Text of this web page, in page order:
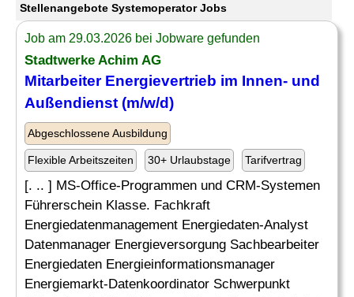
Stellenangebote Systemoperator Jobs
Job am 29.03.2026 bei Jobware gefunden
Stadtwerke Achim AG
Mitarbeiter Energievertrieb im Innen- und
Außendienst (m/w/d)
Abgeschlossene Ausbildung
Flexible Arbeitszeiten 30+ Urlaubstage Tarifvertrag
[. .. ] MS-Office-Programmen und CRM-Systemen
Führerschein Klasse. Fachkraft
Energiedatenmanagement Energiedaten-Analyst
Datenmanager Energieversorgung Sachbearbeiter
Energiedaten Energieinformationsmanager
Energiemarkt-Datenkoordinator Schwerpunkt